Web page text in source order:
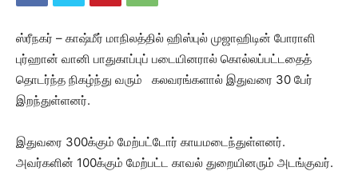
ஸ்ரீநகர் – காஷ்மீர் மாநிலத்தில் ஹிஸ்புல் முஜாஹிடின் போராளி
புர்ஹான் வானி பாதுகாப்புப் படையினரால் கொல்லப்பட்டதைத்
தொடர்ந்த நிகழ்ந்து வரும் கலவரங்களால் இதுவரை 30 பேர்
இறந்துள்ளனர்.
இதுவரை 300க்கும் மேற்பட்டோர் காயமடைந்துள்ளனர்.
அவர்களின் 100க்கும் மேற்பட்ட காவல் துறையினரும் அடங்குவர்.